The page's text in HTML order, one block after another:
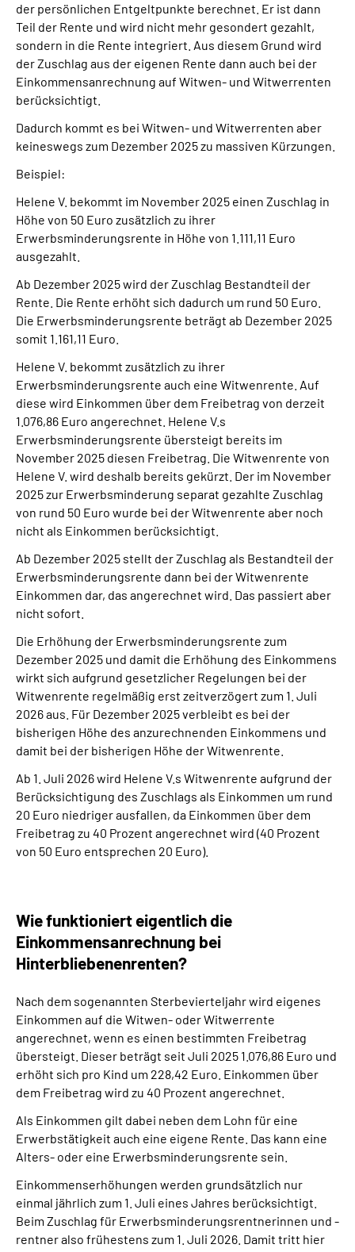
der persönlichen Entgeltpunkte berechnet. Er ist dann
Teil der Rente und wird nicht mehr gesondert gezahlt,
sondern in die Rente integriert. Aus diesem Grund wird
der Zuschlag aus der eigenen Rente dann auch bei der
Einkommensanrechnung auf Witwen- und Witwerrenten
berücksichtigt.
Dadurch kommt es bei Witwen- und Witwerrenten aber
keineswegs zum Dezember 2025 zu massiven Kürzungen.
Beispiel:
Helene V. bekommt im November 2025 einen Zuschlag in
Höhe von 50 Euro zusätzlich zu ihrer
Erwerbsminderungsrente in Höhe von 1.111,11 Euro
ausgezahlt.
Ab Dezember 2025 wird der Zuschlag Bestandteil der
Rente. Die Rente erhöht sich dadurch um rund 50 Euro.
Die Erwerbsminderungsrente beträgt ab Dezember 2025
somit 1.161,11 Euro.
Helene V. bekommt zusätzlich zu ihrer
Erwerbsminderungsrente auch eine Witwenrente. Auf
diese wird Einkommen über dem Freibetrag von derzeit
1.076,86 Euro angerechnet. Helene V.s
Erwerbsminderungsrente übersteigt bereits im
November 2025 diesen Freibetrag. Die Witwenrente von
Helene V. wird deshalb bereits gekürzt. Der im November
2025 zur Erwerbsminderung separat gezahlte Zuschlag
von rund 50 Euro wurde bei der Witwenrente aber noch
nicht als Einkommen berücksichtigt.
Ab Dezember 2025 stellt der Zuschlag als Bestandteil der
Erwerbsminderungsrente dann bei der Witwenrente
Einkommen dar, das angerechnet wird. Das passiert aber
nicht sofort.
Die Erhöhung der Erwerbsminderungsrente zum
Dezember 2025 und damit die Erhöhung des Einkommens
wirkt sich aufgrund gesetzlicher Regelungen bei der
Witwenrente regelmäßig erst zeitverzögert zum 1. Juli
2026 aus. Für Dezember 2025 verbleibt es bei der
bisherigen Höhe des anzurechnenden Einkommens und
damit bei der bisherigen Höhe der Witwenrente.
Ab 1. Juli 2026 wird Helene V.s Witwenrente aufgrund der
Berücksichtigung des Zuschlags als Einkommen um rund
20 Euro niedriger ausfallen, da Einkommen über dem
Freibetrag zu 40 Prozent angerechnet wird (40 Prozent
von 50 Euro entsprechen 20 Euro).
Wie funktioniert eigentlich die
Einkommensanrechnung bei
Hinterbliebenenrenten?
Nach dem sogenannten Sterbevierteljahr wird eigenes
Einkommen auf die Witwen- oder Witwerrente
angerechnet, wenn es einen bestimmten Freibetrag
übersteigt. Dieser beträgt seit Juli 2025 1.076,86 Euro und
erhöht sich pro Kind um 228,42 Euro. Einkommen über
dem Freibetrag wird zu 40 Prozent angerechnet.
Als Einkommen gilt dabei neben dem Lohn für eine
Erwerbstätigkeit auch eine eigene Rente. Das kann eine
Alters- oder eine Erwerbsminderungsrente sein.
Einkommenserhöhungen werden grundsätzlich nur
einmal jährlich zum 1. Juli eines Jahres berücksichtigt.
Beim Zuschlag für Erwerbsminderungsrentnerinnen und -
rentner also frühestens zum 1. Juli 2026. Damit tritt hier